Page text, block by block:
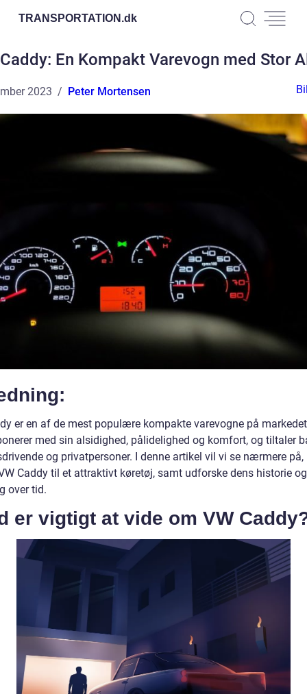
TRANSPORTATION.dk
En Kompakt Varevogn med Stor
2023 Peter Mortensen
er en af de mest populære kompakte varevogne på
med sin alsidighed, pålidelighed og komfort, og tiltaler
og privatpersoner. I denne artikel vil vi se nærmere på,
Caddy til et attraktivt køretøj, samt udforske dens historie og
over tid.
er vigtigt at vide om VW